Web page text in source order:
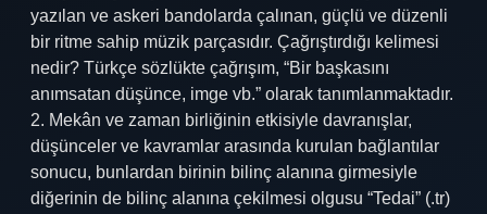
yazılan ve askeri bandolarda çalınan, güçlü ve düzenli
bir ritme sahip müzik parçasıdır. Çağrıştırdığı kelimesi
nedir? Türkçe sözlükte çağrışım, “Bir başkasını
anımsatan düşünce, imge vb.” olarak tanımlanmaktadır.
2. Mekân ve zaman birliğinin etkisiyle davranışlar,
düşünceler ve kavramlar arasında kurulan bağlantılar
sonucu, bunlardan birinin bilinç alanına girmesiyle
diğerinin de bilinç alanına çekilmesi olgusu “Tedai” (.tr)